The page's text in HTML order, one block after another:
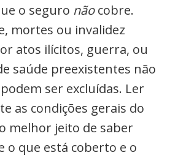
o seguro nãocobre.
mortes ou invalidez
atos ilícitos, guerra, ou
saúde preexistentes não
ser excluídas. Ler
as condições gerais do
melhor jeito de saber
o que está coberto e o